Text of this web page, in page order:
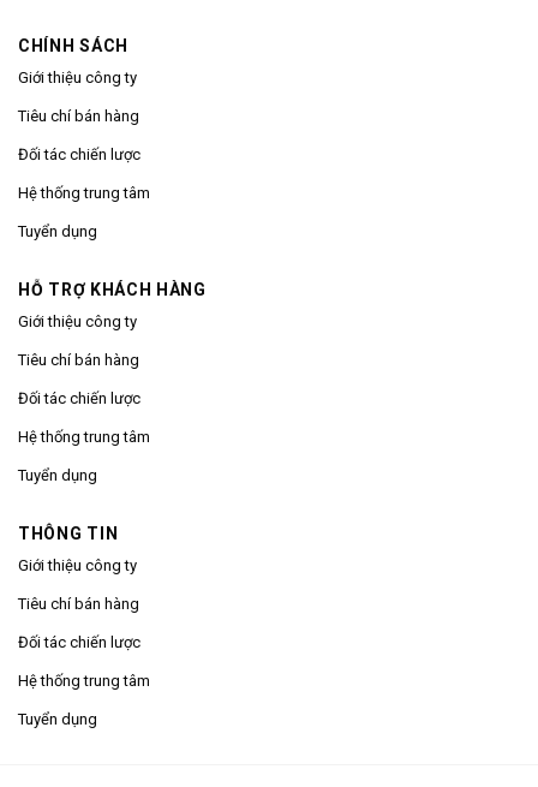
CHÍNH SÁCH
Giới thiệu công ty
Tiêu chí bán hàng
Đối tác chiến lược
Hệ thống trung tâm
Tuyển dụng
HỖ TRỢ KHÁCH HÀNG
Giới thiệu công ty
Tiêu chí bán hàng
Đối tác chiến lược
Hệ thống trung tâm
Tuyển dụng
THÔNG TIN
Giới thiệu công ty
Tiêu chí bán hàng
Đối tác chiến lược
Hệ thống trung tâm
Tuyển dụng